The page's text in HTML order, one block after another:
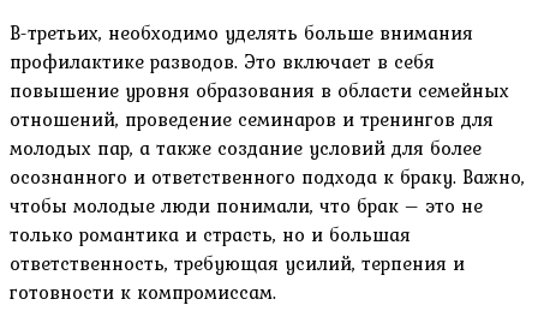
В-третьих, необходимо уделять больше внимания
профилактике разводов. Это включает в себя
повышение уровня образования в области семейных
отношений, проведение семинаров и тренингов для
молодых пар, а также создание условий для более
осознанного и ответственного подхода к браку. Важно,
чтобы молодые люди понимали, что брак – это не
только романтика и страсть, но и большая
ответственность, требующая усилий, терпения и
готовности к компромиссам.